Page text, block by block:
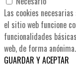
Las cookies
el sitio web funcione
funcionalidades
web, de forma anónima.
GUARDAR Y ACEPTAR